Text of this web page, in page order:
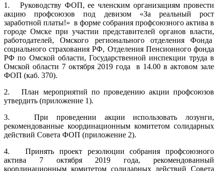
1. Руководству ФОП, ее членским организациям провести
акцию профсоюзов под девизом «За реальный рост
заработной платы!» в форме собрания профсоюзного актива в
городе Омске при участии представителей органов власти,
работодателей, Омского регионального отделения Фонда
социального страхования РФ, Отделения Пенсионного фонда
РФ по Омской области, Государственной инспекции труда в
Омской области 7 октября 2019 года в 14.00 в актовом зале
ФОП (каб. 370).
2. План мероприятий по проведению акции профсоюзов
утвердить (приложение 1).
3. При проведении акции использовать лозунги,
рекомендованные координационным комитетом солидарных
действий Совета ФОП (приложение 2).
4. Принять проект резолюции собрания профсоюзного
актива 7 октября 2019 года, рекомендованный
координационным комитетом солидарных действий Совета